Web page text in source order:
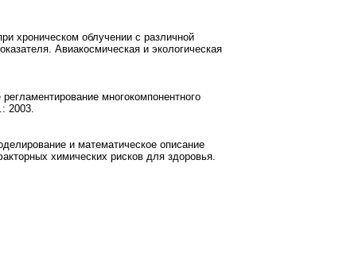
хроническом облучении с различной
Авиакосмическая и экологическая
многокомпонентного
2003.
и математическое описание
химических рисков для здоровья.